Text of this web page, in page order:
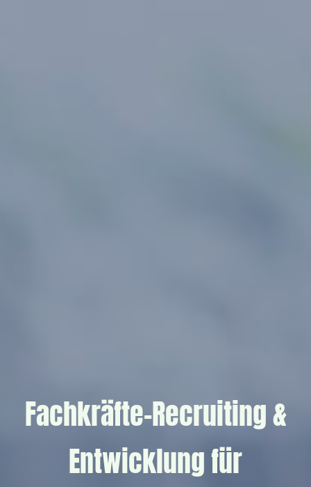
Fachkräfte-Recruiting &
Entwicklung für